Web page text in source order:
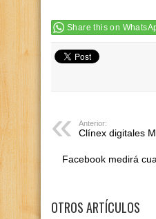
Share this on
Anterior:
Clínex digitales
Facebook medirá
OTROS ARTÍCULOS